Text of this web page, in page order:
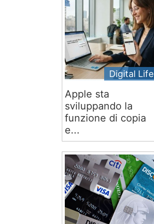
Digital Life
Apple sta
sviluppando la
funzione di copia
e...